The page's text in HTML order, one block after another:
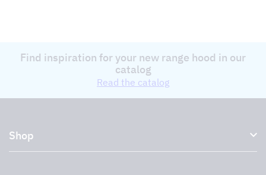
Find inspiration for your new range hood in our
catalog
Read the catalog
Shop